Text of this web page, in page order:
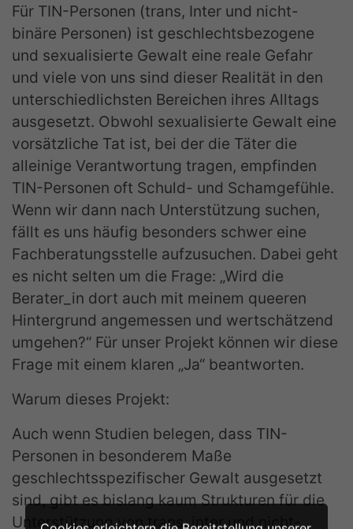
Für TIN-Personen (trans, Inter und nicht-
binäre Personen) ist geschlechtsbezogene
und sexualisierte Gewalt eine reale Gefahr
und viele von uns sind dieser Realität in den
unterschiedlichsten Bereichen ihres Alltags
ausgesetzt. Obwohl sexualisierte Gewalt eine
vorsätzliche Tat ist, bei der die Täter die
alleinige Verantwortung tragen, empfinden
TIN-Personen oft Schuld- und Schamgefühle.
Wenn wir dann nach Unterstützung suchen,
fällt es uns häufig besonders schwer eine
Fachberatungsstelle aufzusuchen. Dabei geht
es nicht selten um die Frage: „Wird die
Berater_in dort auch mit meinem queeren
Hintergrund angemessen und wertschätzend
umgehen?“ Für unser Projekt können wir diese
Frage mit einem klaren „Ja“ beantworten.
Warum dieses Projekt:
Auch wenn Studien belegen, dass TIN-
Personen in besonderem Maße
geschlechtsspezifischer Gewalt ausgesetzt
sind, gibt es bislang kaum Strukturen für die
Unterstützung von trans, inter und nicht-